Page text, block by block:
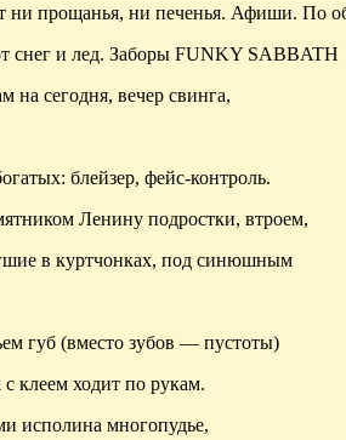
ни прощанья, ни печенья. Афиши. По
снег и лед. Заборы FUNKY SABBATH
на сегодня, вечер свинга,
блейзер, фейс-контроль.
Ленину подростки, втроем,
в куртчонках, под синюшным
губ (вместо зубов — пустоты)
с клеем ходит по рукам.
исполина многопудье,